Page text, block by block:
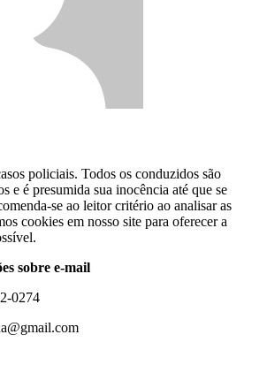
policiais. Todos os conduzidos são
e é presumida sua inocência até que se
se ao leitor critério ao analisar as
cookies em nosso site para oferecer a
sobre e-mail
0274